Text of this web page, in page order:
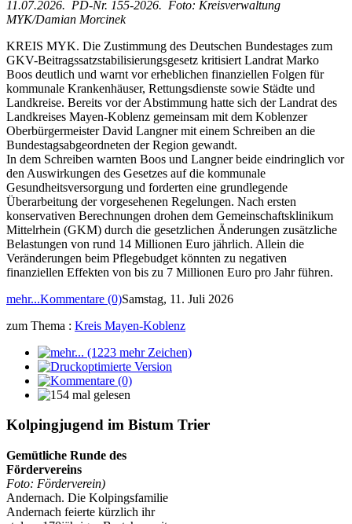
11.07.2026. PD-Nr. 155-2026. Foto: Kreisverwaltung
MYK/Damian Morcinek
KREIS MYK. Die Zustimmung des Deutschen Bundestages zum
GKV-Beitragssatzstabilisierungsgesetz kritisiert Landrat Marko
Boos deutlich und warnt vor erheblichen finanziellen Folgen für
kommunale Krankenhäuser, Rettungsdienste sowie Städte und
Landkreise. Bereits vor der Abstimmung hatte sich der Landrat des
Landkreises Mayen-Koblenz gemeinsam mit dem Koblenzer
Oberbürgermeister David Langner mit einem Schreiben an die
Bundestagsabgeordneten der Region gewandt.
In dem Schreiben warnten Boos und Langner beide eindringlich vor
den Auswirkungen des Gesetzes auf die kommunale
Gesundheitsversorgung und forderten eine grundlegende
Überarbeitung der vorgesehenen Regelungen. Nach ersten
konservativen Berechnungen drohen dem Gemeinschaftsklinikum
Mittelrhein (GKM) durch die gesetzlichen Änderungen zusätzliche
Belastungen von rund 14 Millionen Euro jährlich. Allein die
Veränderungen beim Pflegebudget könnten zu negativen
finanziellen Effekten von bis zu 7 Millionen Euro pro Jahr führen.
mehr...Kommentare (0)Samstag, 11. Juli 2026
zum Thema : Kreis Mayen-Koblenz
Kolpingjugend im Bistum Trier
Gemütliche Runde des
Fördervereins
Foto: Förderverein)
Andernach. Die Kolpingsfamilie
Andernach feierte kürzlich ihr